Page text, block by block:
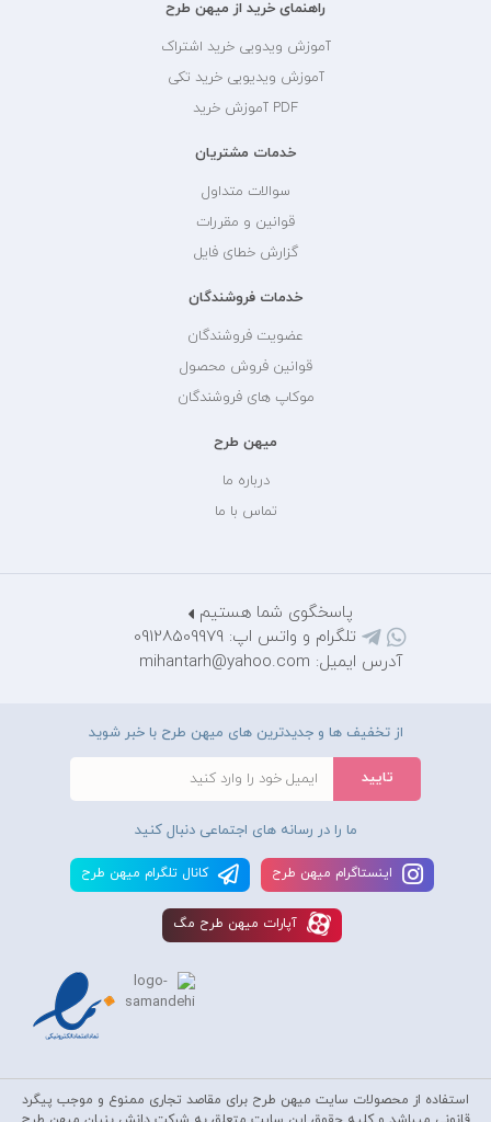
راهنمای خرید از میهن طرح
آموزش ویدویی خرید اشتراک
آموزش ویدیویی خرید تکی
PDF آموزش خرید
خدمات مشتریان
سوالات متداول
قوانین و مقررات
گزارش خطای فایل
خدمات فروشندگان
عضویت فروشندگان
قوانین فروش محصول
موکاپ های فروشندگان
میهن طرح
درباره ما
تماس با ما
پاسخگوی شما هستیم
تلگرام و واتس اپ: 09128509979
آدرس ایمیل: mihantarh@yahoo.com
از تخفیف ها و جدیدترین های میهن طرح با خبر شوید
ما را در رسانه های اجتماعی دنبال کنید
اينستاگرام ميهن طرح کانال تلگرام ميهن طرح
آپارات ميهن طرح مگ
استفاده از محصولات سايت میهن طرح برای مقاصد تجاری ممنوع و موجب پیگرد